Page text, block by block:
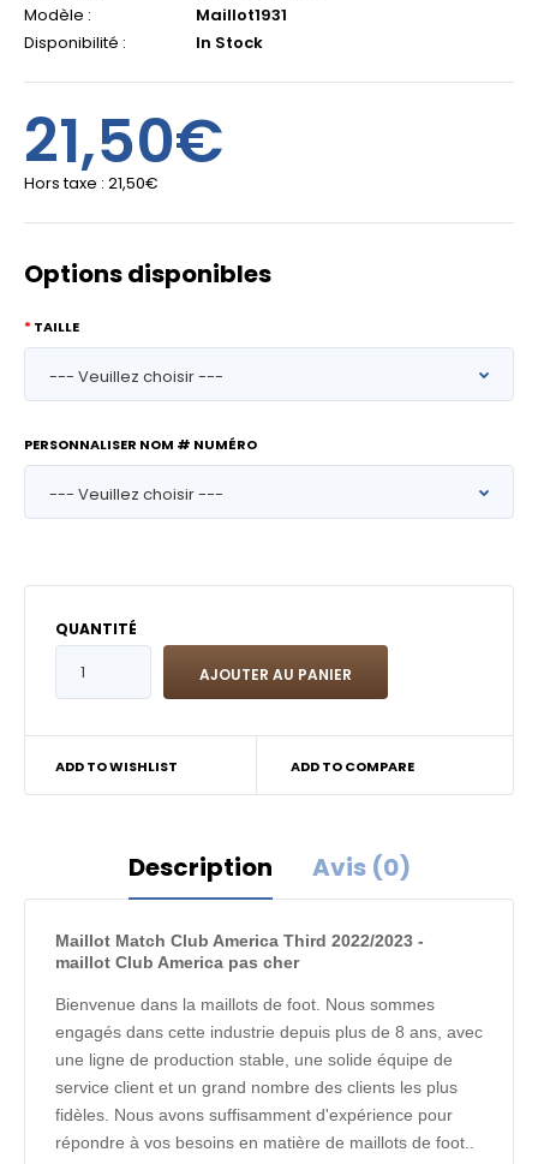
Modèle :
Maillot1931
Disponibilité :
In Stock
21,50€
Hors taxe : 21,50€
Options disponibles
TAILLE
PERSONNALISER NOM # NUMÉRO
QUANTITÉ
ADD TO WISHLIST ADD TO COMPARE
Description Avis (0)
Maillot Match Club America Third 2022/2023 -
maillot Club America pas cher
Bienvenue dans la maillots de foot. Nous sommes
engagés dans cette industrie depuis plus de 8 ans, avec
une ligne de production stable, une solide équipe de
service client et un grand nombre des clients les plus
fidèles. Nous avons suffisamment d'expérience pour
répondre à vos besoins en matière de maillots de foot..